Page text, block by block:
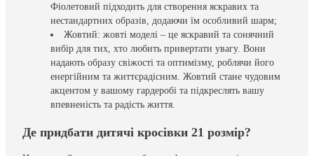
Фіолетовий підходить для створення яскравих та
нестандартних образів, додаючи їм особливий шарм;
Жовтий: жовті моделі – це яскравий та сонячний
вибір для тих, хто любить привертати увагу. Вони
надають образу свіжості та оптимізму, роблячи його
енергійним та життєрадісним. Жовтий стане чудовим
акцентом у вашому гардеробі та підкреслять вашу
впевненість та радість життя.
Де придбати дитячі кросівки 21 розмір?